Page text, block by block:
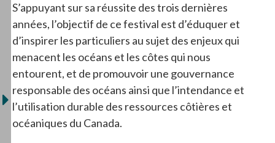
S’appuyant sur sa réussite des trois dernières
années, l’objectif de ce festival est d’éduquer et
d’inspirer les particuliers au sujet des enjeux qui
menacent les océans et les côtes qui nous
entourent, et de promouvoir une gouvernance
responsable des océans ainsi que l’intendance et
l’utilisation durable des ressources côtières et
océaniques du Canada.